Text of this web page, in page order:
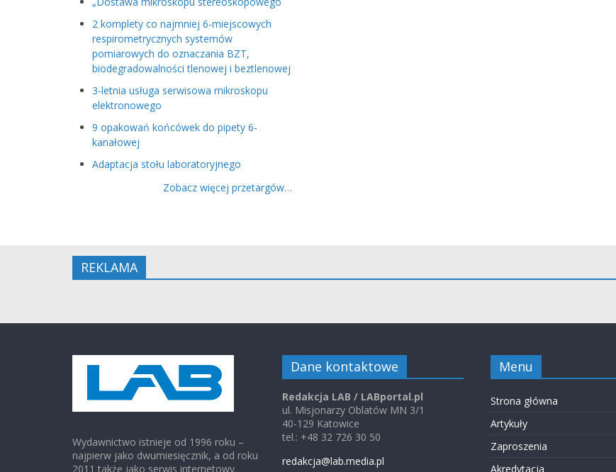
2 komplety co najmniej 6-miejscowych
respirometrycznych systemów
pomiarowych do oznaczania BZT,
biodegradowalności tlenowej i beztlenowej
3-letnia usługa serwisowa mikroskopu
elektronowego
9 opakowań końcówek do pipety 6-
kanałowej
Adaptacja stołu laboratoryjnego
Zobacz więcej przetargów…
REKLAMA
Wydawnictwo istnieje od 1996 roku –
najpierw jako dwumiesięcznik, a od roku
2011 także jako serwis internetowy.
Dane kontaktowe
Redakcja LAB / LABportal.pl
ul. Misjonarzy Oblatów MN 3/1
40-129 Katowice
tel.: +48 32 726 30 50
redakcja@lab.media.pl
Menu
Strona główna
Artykuły
Zaproszenia
Akredytacja